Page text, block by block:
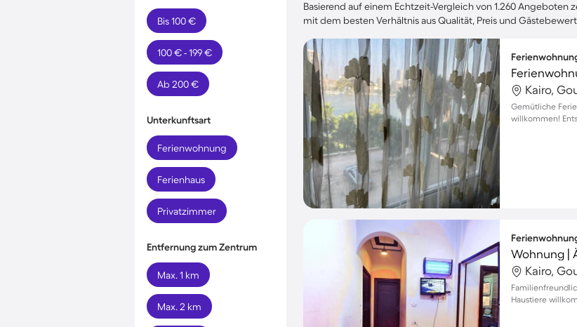
Bis 100 €
100 € - 199 €
Ab 200 €
Unterkunftsart
Ferienwohnung
Ferienhaus
Privatzimmer
Entfernung zum Zentrum
Max. 1 km
Max. 2 km
Basierend auf einem Echtzeit-Vergleich von 1.260
mit dem besten Verhältnis aus Qualität, Preis und
Kairo,
Gemütliche
willkommen!
Kairo,
Haustiere